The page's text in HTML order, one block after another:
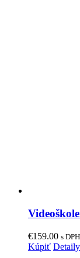
€159.00 s
Kúpiť Detaily